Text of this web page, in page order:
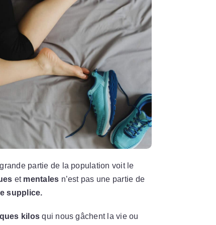
partie de la population voit le
et mentales n’est pas une partie de
supplice.
kilos qui nous gâchent la vie ou